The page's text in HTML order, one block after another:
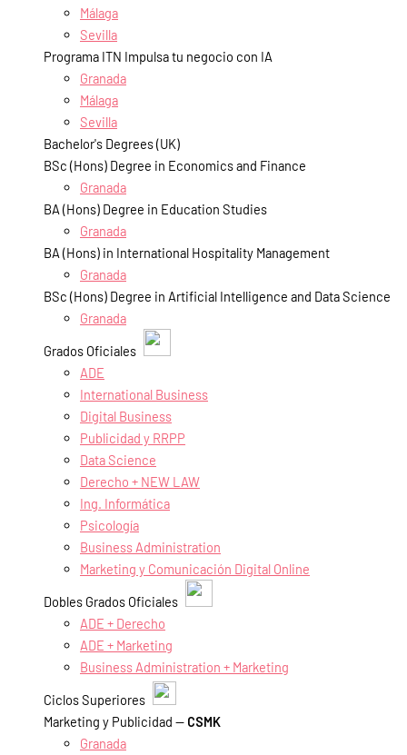
Málaga
Sevilla
Programa ITN Impulsa tu negocio con IA
Granada
Málaga
Sevilla
Bachelor's Degrees (UK)
BSc (Hons) Degree in Economics and Finance
Granada
BA (Hons) Degree in Education Studies
Granada
BA (Hons) in International Hospitality Management
Granada
BSc (Hons) Degree in Artificial Intelligence and Data Science
Granada
Grados Oficiales
ADE
International Business
Digital Business
Publicidad y RRPP
Data Science
Derecho + NEW LAW
Ing. Informática
Psicología
Business Administration
Marketing y Comunicación Digital Online
Dobles Grados Oficiales
ADE + Derecho
ADE + Marketing
Business Administration + Marketing
Ciclos Superiores
Marketing y Publicidad — CSMK
Granada